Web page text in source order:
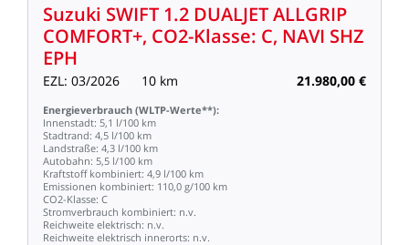
Suzuki SWIFT 1.2 DUALJETALLGRIP
COMFORT+, CO2-Klasse: C, NAVI SHZ
EPH
EZL: 03/2026 10 km 21.980,00 €
Energieverbrauch (WLTP-Werte**):
Innenstadt: 5,1 l/100 km
Stadtrand: 4,5 l/100 km
Landstraße: 4,3 l/100 km
Autobahn: 5,5 l/100 km
Kraftstoff kombiniert: 4,9 l/100 km
Emissionen kombiniert: 110,0 g/100 km
CO2-Klasse: C
Stromverbrauch kombiniert: n.v.
Reichweite elektrisch: n.v.
Reichweite elektrisch innerorts: n.v.